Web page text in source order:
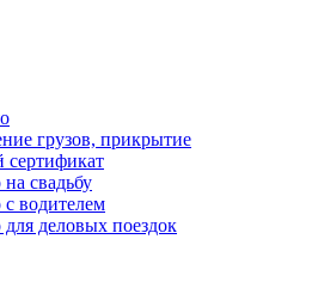
грузов, прикрытие
свадьбу
с водителем
для деловых поездок